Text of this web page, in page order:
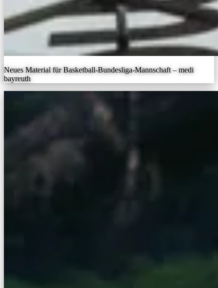
Neues Material für Basketball-Bundesliga-Mannschaft – medi
bayreuth